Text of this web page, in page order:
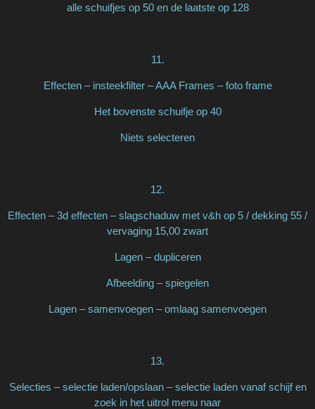
alle schuifjes op 50 en de laatste op 128
11.
Effecten – insteekfilter – AAA Frames – foto frame
Het bovenste schuifje op 40
Niets selecteren
12.
Effecten – 3d effecten – slagschaduw met v&h op 5 / dekking 55 /
vervaging 15,00 zwart
Lagen – dupliceren
Afbeelding – spiegelen
Lagen – samenvoegen – omlaag samenvoegen
13.
Selecties – selectie laden/opslaan – selectie laden vanaf schijf en
zoek in het uitrol menu naar